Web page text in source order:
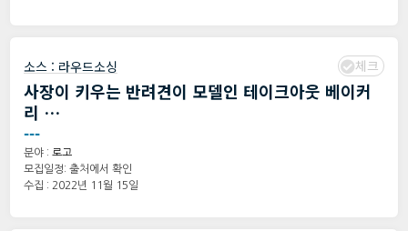
소스 : 라우드소싱 체크
사장이 키우는 반려견이 모델인 테이크아웃 베이커
리 …
---
분야 : 로고
모집일정: 출처에서 확인
수집 : 2022년 11월 15일